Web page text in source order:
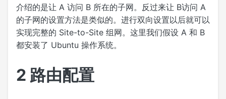
介绍的是让 A 访问 B 所在的子网。反过来让 B访问 A
的子网的设置方法是类似的。进行双向设置以后就可以
实现完整的 Site-to-Site 组网。这里我们假设 A 和 B
都安装了 Ubuntu 操作系统。
2 路由配置